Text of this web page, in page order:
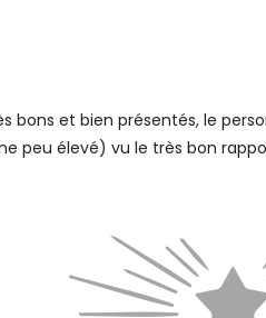
bons et bien présentés, le
peu élevé) vu le très bon